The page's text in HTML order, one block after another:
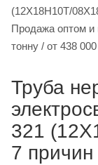
(12Х18Н10Т/
Продажа оптом и
тонну / от
Труба
321
7 причин